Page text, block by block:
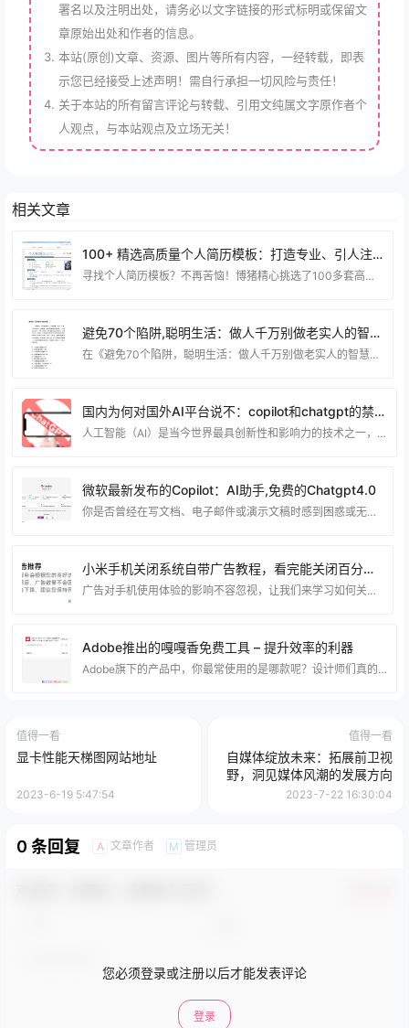
署名以及注明出处，请务必以文字链接的形式标明或保留文
章原始出处和作者的信息。
本站(原创)文章、资源、图片等所有内容，一经转载，即表
示您已经接受上述声明！需自行承担一切风险与责任！
关于本站的所有留言评论与转载、引用文纯属文字原作者个
人观点，与本站观点及立场无关！
相关文章
100+ 精选高质量个人简历模板：打造专业、引人注目的简历！
寻找个人简历模板？不再苦恼！博猪精心挑选了100多套高质量的模板，为您提供无限可能。无论您是刚毕业的应届生，还是经验丰富的职场精英，这些模板都能帮助您打造出令人印象深刻的简历。 从传统到现代，从简约到创意，我们的模板涵盖了各种风格和行业。无论您是在寻找传统职业还是潜在的创意领域，我们都有适合您的模板。每个模板都经过精心设计，保证了专业性和视觉吸引力的完美结合。 选择这些模板，您将获得一个个性化的简历，突出您的专业技能和独特魅力，让您在求职市场中脱颖而出。不再局限于传统的简历模式，让您的简历成为HR眼中的亮点，为您的
避免70个陷阱,聪明生活：做人千万别做老实人的智慧之路.Pdf
在《避免70个陷阱，聪明生活：做人千万别做老实人的智慧之路》中，我们将揭示避免陷阱的70个关键要点，为您指引一条聪明生活的道路。这书籍深入剖析，不仅教会您在人生旅途中规避困境，还分享了不做老实人的智慧之道。通过这本书，您将获得实用的智慧，助您在各种情境下做出明智而聪明的选择，为自己创造更加成功和幸福的生活。 资源下载 下载权限查看 ￥ 免费下载 评论并刷新后下载 登录后下载 查看演示 {{attr.name}}： 您当前的等级为 登录后免费下载登录 小黑屋反思中，不准下载！ 评论后刷新页面下载评论 支付￥以后下载
国内为何对国外AI平台说不：copilot和chatgpt的禁用背后的原因
人工智能（AI）是当今世界最具创新性和影响力的技术之一，它正在改变着各个领域和行业的发展。然而，AI技术的发展也带来了一系列的挑战和风险，比如数据安全、隐私保护、伦理道德、社会公平等。为了促进AI技术的健康发展和规范应用，不同国家和地区都制定了相应的政策和法规，以保障AI技术的安全、可信、可控。 国内作为AI技术的重要参与者和推动者，也高度重视AI技术的监管和管理，尤其是对于生成式AI技术，即利用大规模的数据和算力，通过深度学习的方法，生成各种类型的内容，如文本、图像、音频、视频等。生成式AI技术具有强大的创造力和
微软最新发布的Copilot：AI助手,免费的Chatgpt4.0
你是否曾经在写文档、电子邮件或演示文稿时感到困惑或无从下手？你是否想要有一个智能的助手，可以帮助你生成文本、总结信息、提供建议或转换格式？如果是这样，那么微软 Copilot 可能是你一直在寻找的工具。 什么是微软 Copilot？ 微软 Copilot 是一种 AI 驱动的生产力工具，它使用大型语言模型 (LLM)，并将数据与 Microsoft Graph 和 Microsoft 365 应用和服务集成。它与常用 Microsoft 365 应用（如 Word、Excel、PowerPoint、Outlook、
小米手机关闭系统自带广告教程，看完能关闭百分之95以上广告。
广告对手机使用体验的影响不容忽视，让我们来学习如何关闭安卓手机自带的系统广告，提升使用乐趣。 接下来，我将为大家详细介绍关闭安卓手机系统广告的方法，让我们一起来解决烦人的广告问题。 一下包含有广告的 应用（小米手机为例：） 天气：设置–用户体验计划 日历：设置–用户体验计划 主题商店：设置–隐私设置–个性化推荐 应用商店：设置–隐私–个性化服务 应用商店：设置–功能设置–显示福利活动 系统设置：搜索–广告&#
Adobe推出的嘎嘎香免费工具 – 提升效率的利器
Adobe旗下的产品中，你最常使用的是哪款呢？设计师们真的很厉害，他们可以熟练地运用PhotoShop、Illustrator等软件，轻松完成各种设计任务，令人羡慕不已。 不过，其实只要稍加练习，你也可以像他们一样高效地工作。虽然PhotoShop、Premiere Pro、After EffectsIllustrator等软件对于很多人来说是必备的工具，但这些软件并不是免费的。 光是订阅PhotoShop和Lightroom一年的费用就高达888元。 应对昂贵的价格，很多人只能使用所谓的”高级版
值得一看
显卡性能天梯图网站地址
2023-6-19 5:47:54
值得一看
自媒体绽放未来：拓展前卫视
野，洞见媒体风潮的发展方向
2023-7-22 16:30:04
0 条回复 A 文章作者 M 管理员
您必须登录或注册以后才能发表评论
登录